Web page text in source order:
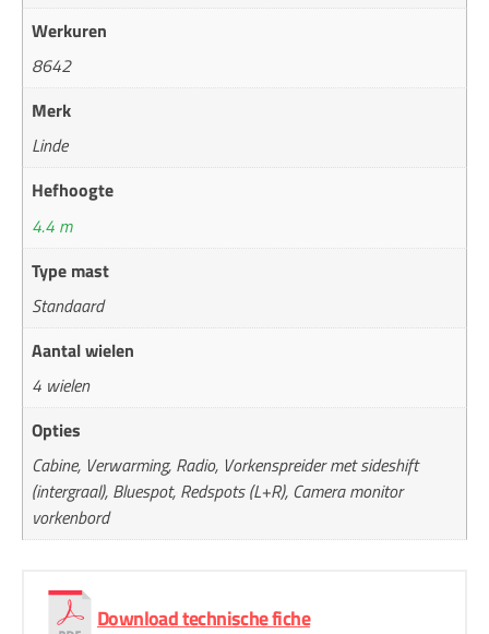
Werkuren
8642
Merk
Linde
Hefhoogte
4.4 m
Type mast
Standaard
Aantal wielen
4 wielen
Opties
Cabine, Verwarming, Radio, Vorkenspreider met sideshift
(intergraal), Bluespot, Redspots (L+R), Camera monitor
vorkenbord
Download technische fiche